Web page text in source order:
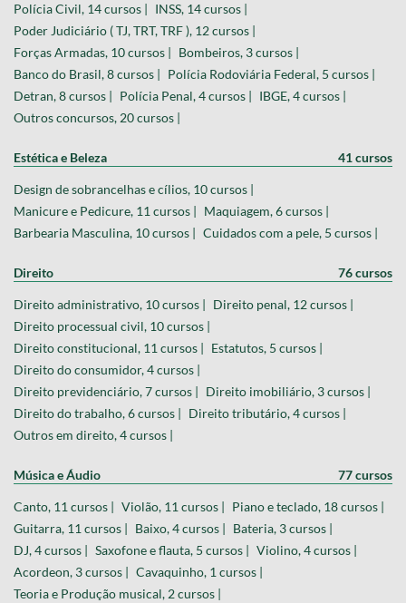
Polícia Civil, 14 cursos | INSS, 14 cursos |
Poder Judiciário ( TJ, TRT, TRF ), 12 cursos |
Forças Armadas, 10 cursos | Bombeiros, 3 cursos |
Banco do Brasil, 8 cursos | Polícia Rodoviária Federal, 5 cursos |
Detran, 8 cursos | Polícia Penal, 4 cursos | IBGE, 4 cursos |
Outros concursos, 20 cursos |
Estética e Beleza 41 cursos
Design de sobrancelhas e cílios, 10 cursos |
Manicure e Pedicure, 11 cursos | Maquiagem, 6 cursos |
Barbearia Masculina, 10 cursos | Cuidados com a pele, 5 cursos |
Direito 76 cursos
Direito administrativo, 10 cursos | Direito penal, 12 cursos |
Direito processual civil, 10 cursos |
Direito constitucional, 11 cursos | Estatutos, 5 cursos |
Direito do consumidor, 4 cursos |
Direito previdenciário, 7 cursos | Direito imobiliário, 3 cursos |
Direito do trabalho, 6 cursos | Direito tributário, 4 cursos |
Outros em direito, 4 cursos |
Música e Áudio 77 cursos
Canto, 11 cursos | Violão, 11 cursos | Piano e teclado, 18 cursos |
Guitarra, 11 cursos | Baixo, 4 cursos | Bateria, 3 cursos |
DJ, 4 cursos | Saxofone e flauta, 5 cursos | Violino, 4 cursos |
Acordeon, 3 cursos | Cavaquinho, 1 cursos |
Teoria e Produção musical, 2 cursos |